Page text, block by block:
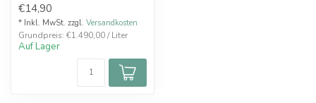
fruc...
€14,90
* Inkl. MwSt. zzgl. Versandkosten
Grundpreis: €1.490,00 / Liter
Auf Lager